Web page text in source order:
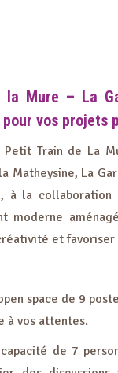
la Mure – La
vos projets
Petit Train de La
Matheysine, La
à la
moderne
et favoriser
space de 9
à vos attentes.
capacité de 7